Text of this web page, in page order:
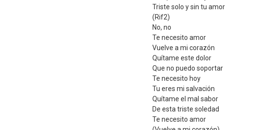
Triste solo y sin tu amor
(Rif2)
No, no
Te necesito amor
Vuelve a mi corazón
Quítame este dolor
Que no puedo soportar
Te necesito hoy
Tu eres mi salvación
Quítame el mal sabor
De esta triste soledad
Te necesito amor